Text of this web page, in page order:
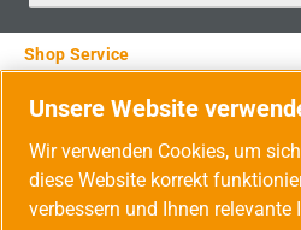
Service-Hotline
Shop Service
Rechtliche Hinweise
Unsere Vorteile
Unsere Website
Wir verwenden Cookies, um
diese Website korrekt
verbessern und Ihnen relevante